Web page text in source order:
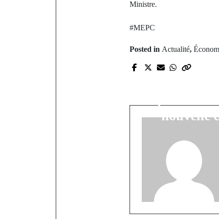
Ministre.
#MEPC
Posted in Actualité,
nouvelle